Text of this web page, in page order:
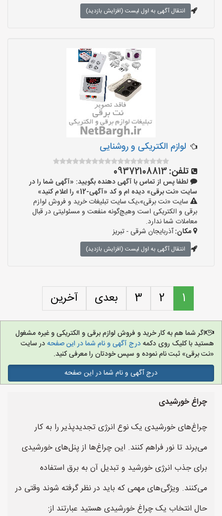
انتقال آگهی به اول لیست (افزایش بازدید)
لوازم الکتریکی و روشنایی
تلفن:09372108813
لطفا پس از تماس با آگهی دهنده بگویید: «آگهی شما را در
سایت «نت برقی» دیده ام و کد «آگهی-12» را اعلام کنید»
سایت «نت برقی»،یک سایت تبلیغات خرید و فروش لوازم
برقی و الکتریکی است وهیچ‌گونه منفعت و مسئولیتی در قبال
معاملات شما ندارد.
مکان:آذربایجان شرقی - تبریز
انتقال آگهی به اول لیست (افزایش بازدید)
1
2
3 بعدی آخرین
اگر شما هم به کار خرید و فروش لوازم برقی و الکتریکی و غیره مشغول
هستید با کلیک روی دکمهدرج آگهی و نام شما در این صفحهدر سایت
«نت برقی» ثبت نام نموده و سپس خودتان را معرفی کنید.
درج آگهی و نام شما در این صفحه
چراغ خورشیدی
چراغ‌های خورشیدی یک نوع انرژی تجدیدپذیر را به کار
می‌برند تا نور فراهم کنند. این چراغ‌ها از پنل‌های خورشیدی
برای جذب انرژی خورشید و تبدیل آن به برق استفاده
می‌کنند. ویژگی‌های مهمی که باید در نظر گرفته شوند وقتی در
حال انتخاب یک چراغ خورشیدی هستید عبارتند از: